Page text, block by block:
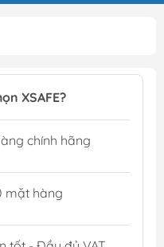
XSAFE?
chính hãng
mặt hàng